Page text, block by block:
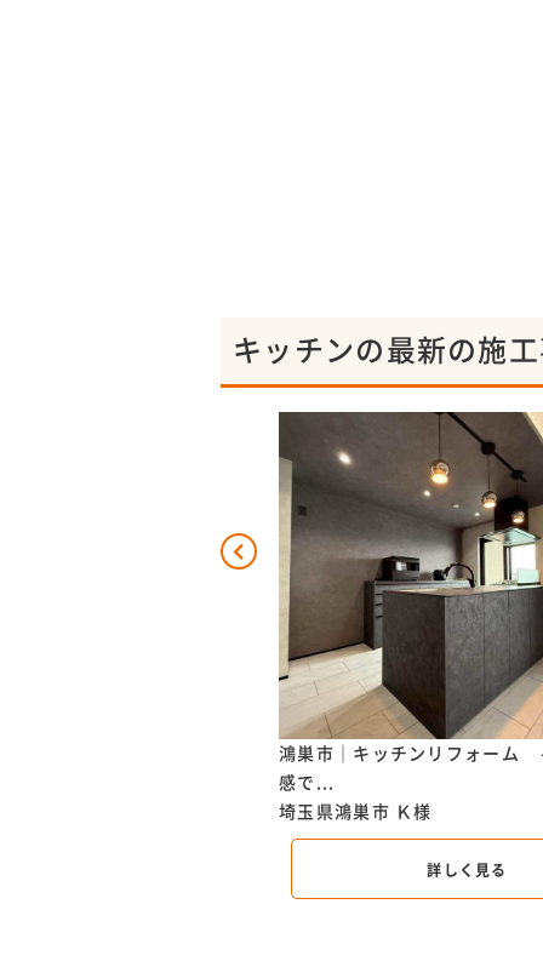
キッチンの最新の施
鴻巣市｜キッチンリフォーム
感で...
埼玉県鴻巣市 Ｋ様
詳しく見る